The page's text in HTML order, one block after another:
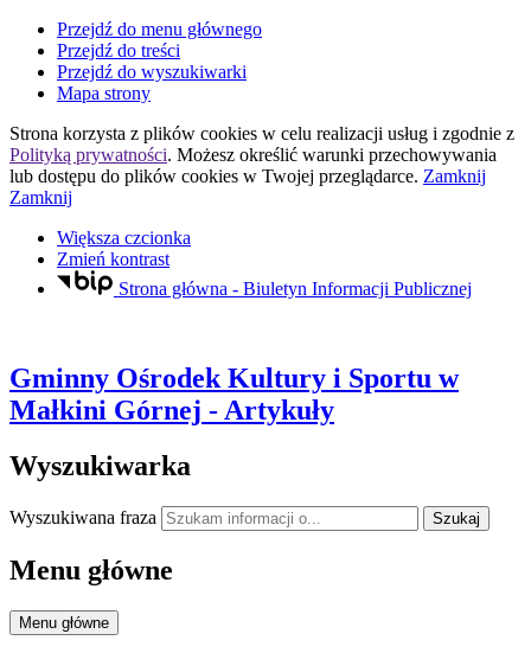
Przejdź do menu głównego
Przejdź do treści
Przejdź do wyszukiwarki
Mapa strony
Strona korzysta z plików cookies w celu realizacji usług i zgodnie z
Polityką prywatności. Możesz określić warunki przechowywania
lub dostępu do plików cookies w Twojej przeglądarce. Zamknij
Zamknij
Większa czcionka
Zmień kontrast
Strona główna - Biuletyn Informacji Publicznej
Gminny Ośrodek Kultury i Sportu w
Małkini Górnej - Artykuły
Wyszukiwarka
Wyszukiwana fraza Szukaj
Menu główne
Menu główne